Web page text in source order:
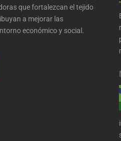
que fortalezcan el tejido
a mejorar las
económico y social.